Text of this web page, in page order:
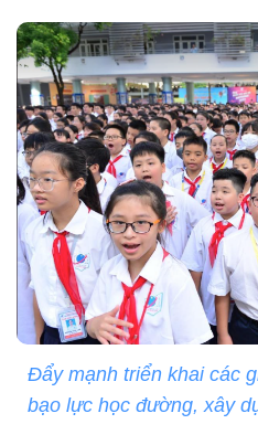
Đẩy mạnh triển khai các
bạo lực học đường, xây